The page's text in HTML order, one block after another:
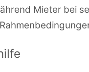
Mieter bei